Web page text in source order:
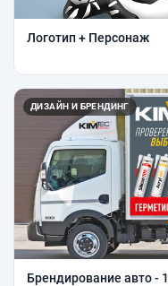
Логотип + Персонаж
ДИЗАЙН И БРЕНДИНГ
Брендирование авто - 1